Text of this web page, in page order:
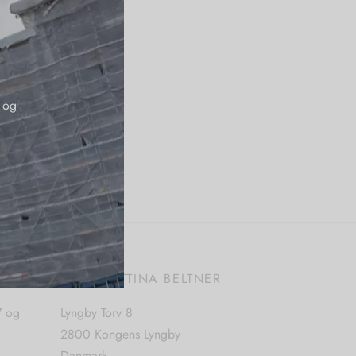
og
BUTIK BETTINA BELTNER
Lyngby Torv 8
2800 Kongens Lyngby